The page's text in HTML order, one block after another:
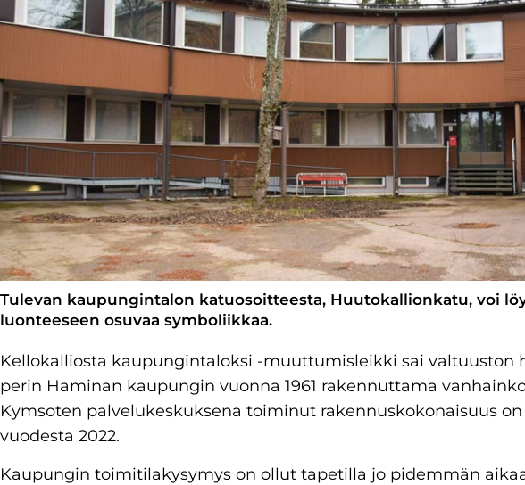
Tulevan kaupungintalon katuosoitteesta, Huutokallionkatu, voi
luonteeseen osuvaa symboliikkaa.
Kellokalliosta kaupungintaloksi -muuttumisleikki sai valtuuston
perin Haminan kaupungin vuonna 1961 rakennuttama
Kymsoten palvelukeskuksena toiminut rakennuskokonaisuus
vuodesta 2022.
Kaupungin toimitilakysymys on ollut tapetilla jo pidemmän